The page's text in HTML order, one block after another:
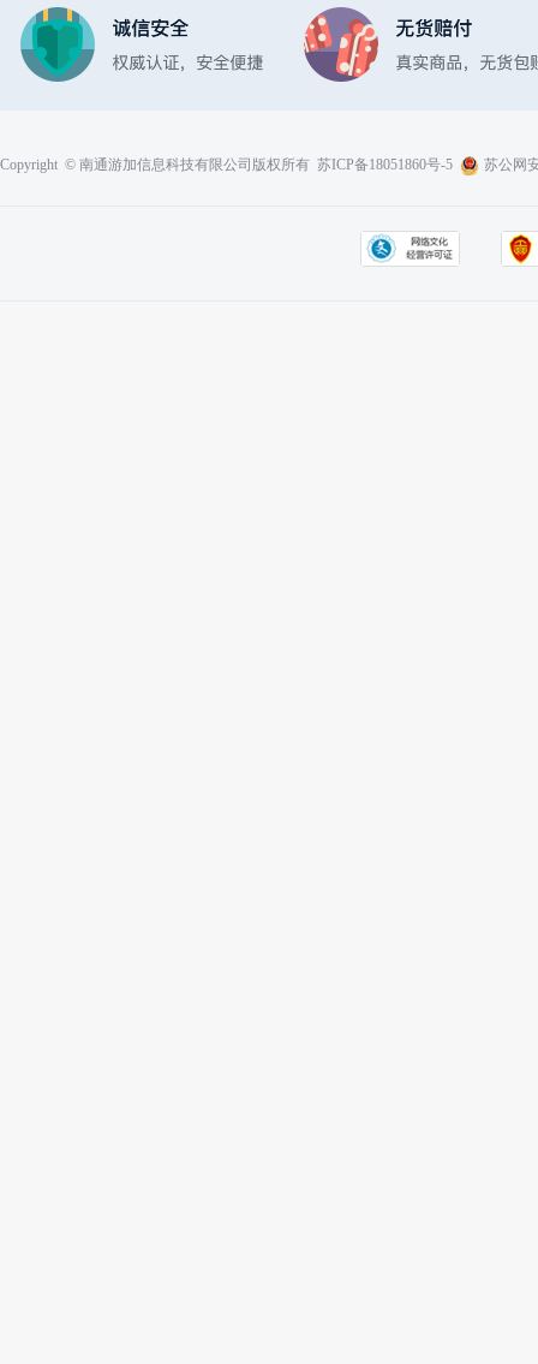
Copyright © 南通游加信息科技有限公司版权所有 苏ICP备18051860号-5 苏公网